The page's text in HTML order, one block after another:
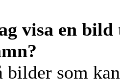
visa en
bilder som